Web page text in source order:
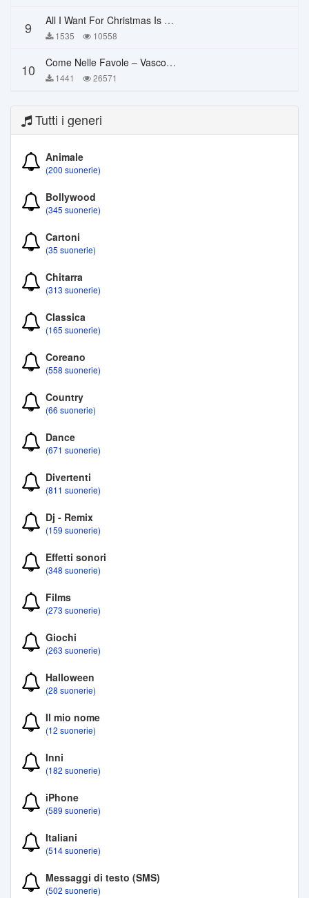
9 All I Want For Christmas Is You – Mariah Carey
1535 10558
10 Come Nelle Favole – Vasco Rossi
1441 26571
Tutti i generi
Animale
(200 suonerie)
Bollywood
(345 suonerie)
Cartoni
(35 suonerie)
Chitarra
(313 suonerie)
Classica
(165 suonerie)
Coreano
(558 suonerie)
Country
(66 suonerie)
Dance
(671 suonerie)
Divertenti
(811 suonerie)
Dj - Remix
(159 suonerie)
Effetti sonori
(348 suonerie)
Films
(273 suonerie)
Giochi
(263 suonerie)
Halloween
(28 suonerie)
Il mio nome
(12 suonerie)
Inni
(182 suonerie)
iPhone
(589 suonerie)
Italiani
(514 suonerie)
Messaggi di testo (SMS)
(502 suonerie)